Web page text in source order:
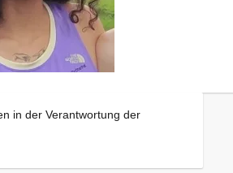
in der Verantwortung der